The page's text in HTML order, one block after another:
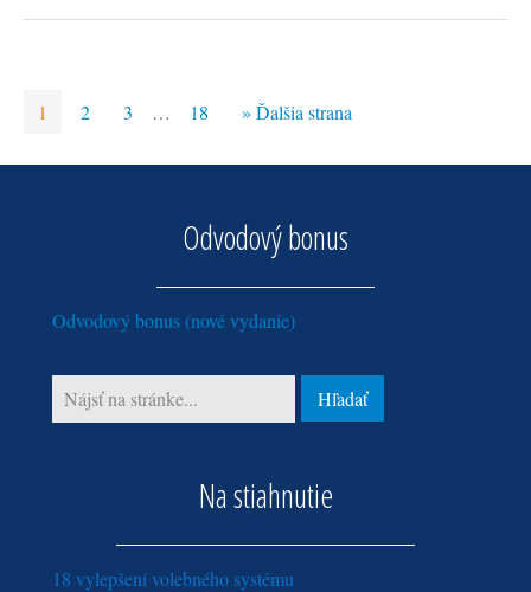
1 2 3 … 18 » Ďalšia strana
Odvodový bonus
Odvodový bonus (nové vydanie)
Na stiahnutie
18 vylepšení volebného systému